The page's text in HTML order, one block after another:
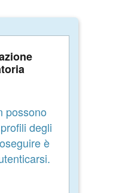
possono
degli
è